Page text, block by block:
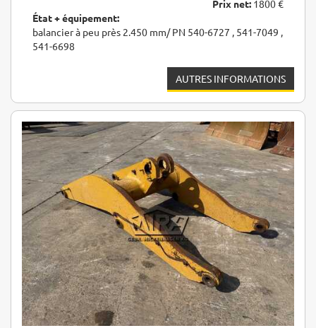
Prix net: 1800 €
État + équipement:
balancier à peu près 2.450 mm/ PN 540-6727 , 541-7049 ,
541-6698
AUTRES INFORMATIONS